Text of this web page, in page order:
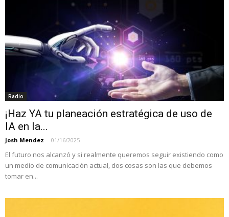
Radio
¡Haz YA tu planeación estratégica de uso de
IA en la...
Josh Mendez - 01/16/2025
El futuro nos alcanzó y si realmente queremos seguir existiendo como
un medio de comunicación actual, dos cosas son las que debemos
tomar en...